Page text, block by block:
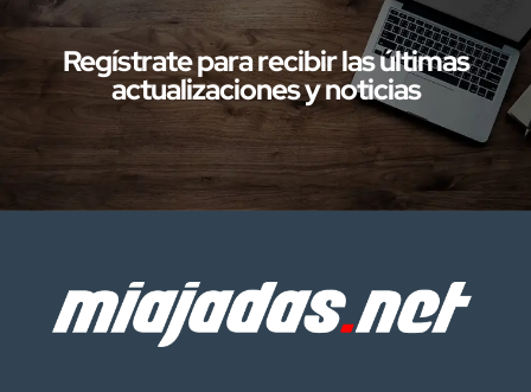
con presuntos delitos […]
Regístrate para recibir las últimas
actualizaciones y noticias